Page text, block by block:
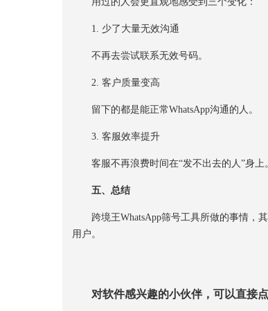
1. 少了大量无效沟通
不再去尝试联系无效号码。
2. 客户质量变高
留下的都是能正常WhatsApp沟通的人。
3. 客服效率提升
客服不再浪费时间在“发不出去的人”身上
五、总结
跨境王WhatsApp筛号工具所做的事情，其
用户。
对软件感兴趣的小伙伴，可以直接